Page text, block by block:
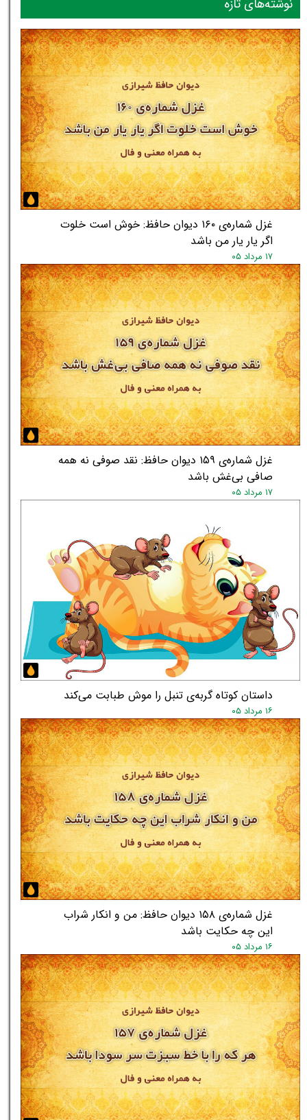
★★
غزل شماره‌ی ۱۶۰ دیوان حافظ: خوش است خلوت
اگر یار یار من باشد
۱۷ مرداد ۰۵
غزل شماره‌ی ۱۵۹ دیوان حافظ: نقد صوفی نه همه
صافی بی‌غش باشد
۱۷ مرداد ۰۵
داستان کوتاه گربه‌ی تنبل را موش طبابت می‌کند
۱۶ مرداد ۰۵
غزل شماره‌ی ۱۵۸ دیوان حافظ: من و انکار شراب
این چه حکایت باشد
۱۶ مرداد ۰۵
نوشته‌های تازه